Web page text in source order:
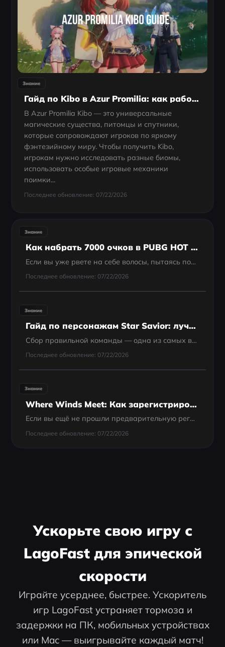
Знание
Гайд по Kibo в Azur Promilia: как работают Kibo, поимка, бой, крафт и лучшие способы применения
В Azur Promilia Kibo — это универсальные
магические существа, питомцы и спутники,
которые сопровождают игроков по яркому
фэнтезийному миру. Чтобы получить Kibo,
игрокам нужно исследовать разные биомы,
использовать особые игровые механики
поимки...
Последнее обновление: 07/22/2026
Знание
Как набрать 7000 очков в PUBG HOT Drop Rush
Если вы уже рвете на себе волосы, пытаясь понять, как набрать 7000 очков в HOT Drop Rush, знайте — вы точно не одиноки. Новая веб-мини-игра PUBG поначалу кажется обманчиво простой, но очень быстро превращается в жестокую проверку реакции. А поскольку...
Последнее обновление: 07/22/2026
Знание
Гайд по персонажам Star Savior: лучший тир-лист персонажей Star Savior
Сбор правильной команды — одна из самых важных составляющих прогресса в Star Savior. В игре доступно множество героев, каждый со своими способностями и ролью, поэтому понимание сильных сторон различных персонажей Star Savior может существенно повлиять...
Последнее обновление: 07/22/2026
Знание
Where Winds Meet: Как зарегистрироваться в России
Если вы ещё не прошли предварительную регистрацию — не переживайте, весь процесс займёт всего минуту. Ниже подробно описано, как это сделать шаг за шагом, независимо от того, из какой страны вы играете.
Последнее обновление: 07/22/2026
Ускорьте свою игру с
LagoFast для эпической
скорости
Играйте усерднее, быстрее. Ускоритель
игр LagoFast устраняет тормоза и
задержки на ПК, мобильных устройствах
или Mac — выигрывайте каждый матч!